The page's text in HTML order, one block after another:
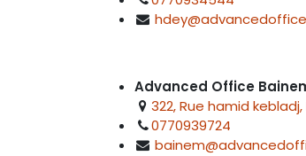
Advanced Office
322, Rue hamid
0770939724